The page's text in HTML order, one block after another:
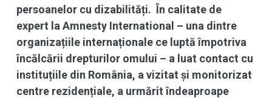
persoanelor cu dizabilități. În calitate de
expert la Amnesty International – una dintre
organizațiile internaționale ce luptă împotriva
încălcării drepturilor omului – a luat contact cu
instituțiile din România, a vizitat și monitorizat
centre rezidențiale, a urmărit îndeaproape